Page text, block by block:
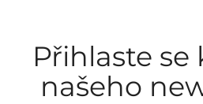
Přihlaste se
našeho